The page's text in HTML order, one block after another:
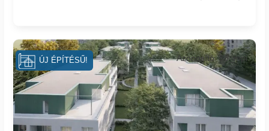
Azonosító: 88_mpi
ÚJ ÉPÍTÉSŰ!